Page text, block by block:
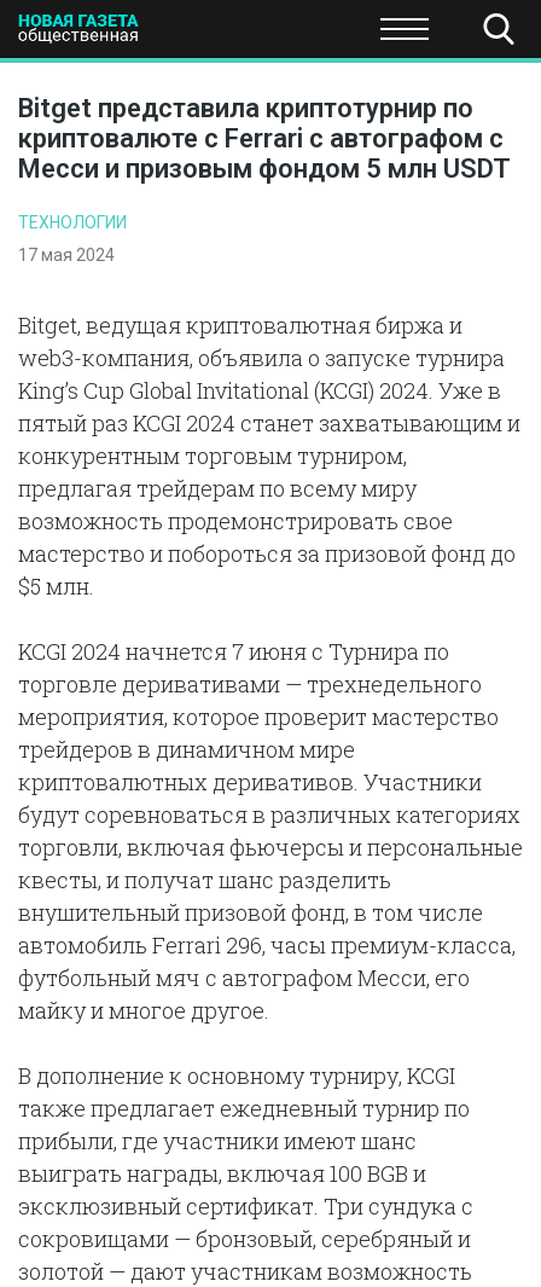
ПОЛИТИКА ЭКОНОМИКА НАУКА И
Bitget представила криптотурнир по
криптовалюте с Ferrari с автографом с
Месси и призовым фондом 5 млн USDT
ТЕХНОЛОГИИ
17 мая 2024
Bitget, ведущая криптовалютная биржа и
web3-компания, объявила о запуске турнира
King’s Cup Global Invitational (KCGI) 2024. Уже в
пятый раз KCGI 2024 станет захватывающим и
конкурентным торговым турниром,
предлагая трейдерам по всему миру
возможность продемонстрировать свое
мастерство и побороться за призовой фонд до
$5 млн.
KCGI 2024 начнется 7 июня с Турнира по
торговле деривативами — трехнедельного
мероприятия, которое проверит мастерство
трейдеров в динамичном мире
криптовалютных деривативов. Участники
будут соревноваться в различных категориях
торговли, включая фьючерсы и персональные
квесты, и получат шанс разделить
внушительный призовой фонд, в том числе
автомобиль Ferrari 296, часы премиум-класса,
футбольный мяч с автографом Месси, его
майку и многое другое.
В дополнение к основному турниру, KCGI
также предлагает ежедневный турнир по
прибыли, где участники имеют шанс
выиграть награды, включая 100 BGB и
эксклюзивный сертификат. Три сундука с
сокровищами — бронзовый, серебряный и
золотой — дают участникам возможность